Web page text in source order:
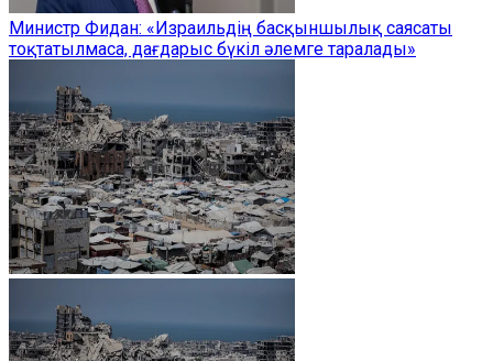
Министр Фидан: «Израильдің басқыншылық саясаты
тоқтатылмаса, дағдарыс бүкіл әлемге таралады»